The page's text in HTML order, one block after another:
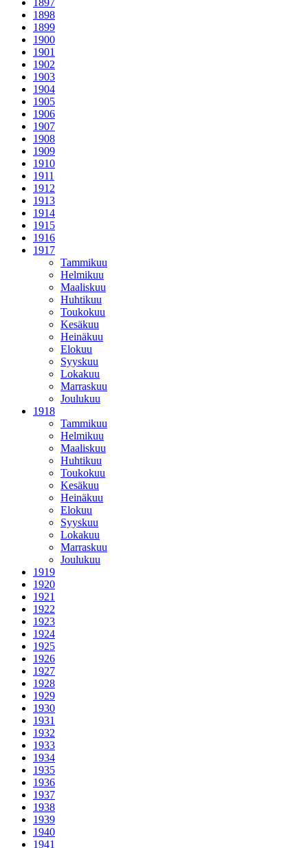
1898
1899
1900
1901
1902
1903
1904
1905
1906
1907
1908
1909
1910
1911
1912
1913
1914
1915
1916
1917
Tammikuu
Helmikuu
Maaliskuu
Huhtikuu
Toukokuu
Kesäkuu
Heinäkuu
Elokuu
Syyskuu
Lokakuu
Marraskuu
Joulukuu
1918
Tammikuu
Helmikuu
Maaliskuu
Huhtikuu
Toukokuu
Kesäkuu
Heinäkuu
Elokuu
Syyskuu
Lokakuu
Marraskuu
Joulukuu
1919
1920
1921
1922
1923
1924
1925
1926
1927
1928
1929
1930
1931
1932
1933
1934
1935
1936
1937
1938
1939
1940
1941